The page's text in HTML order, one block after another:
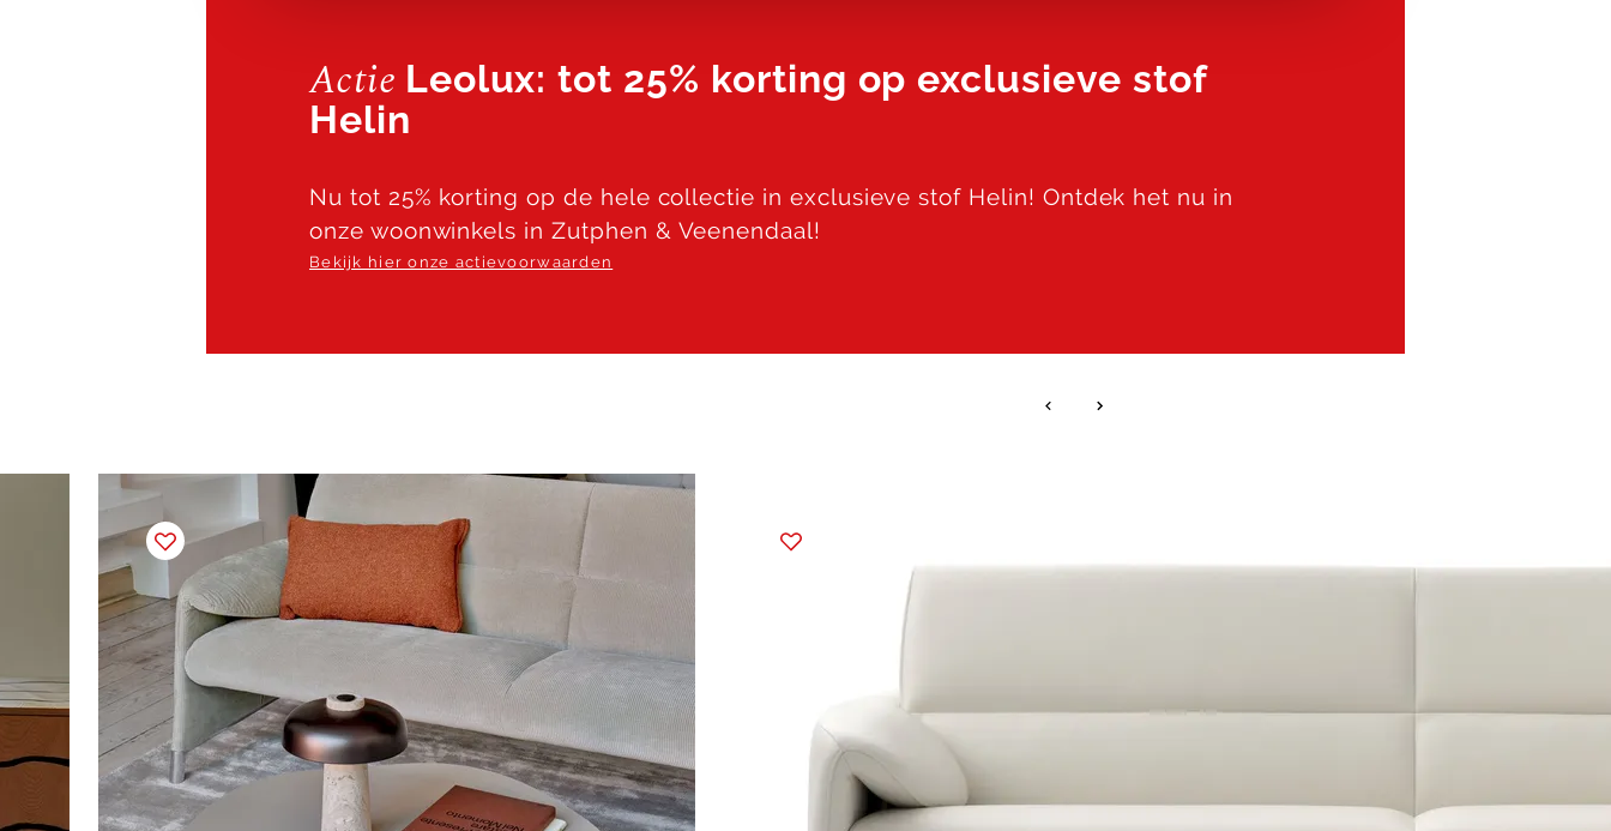
Actie Leolux: tot 25% korting op exclusieve stof
Helin
Nu tot 25% korting op de hele collectie in exclusieve stof Helin! Ontdek het nu in
onze woonwinkels in Zutphen & Veenendaal!
Bekijk hier onze actievoorwaarden